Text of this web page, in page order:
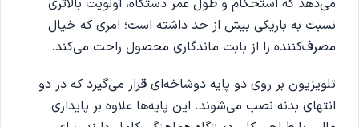
می‌دهد که استحکام و طول عمر دستگاه، اولویت بالاتری
نسبت به باریکی بیش از حد داشته است؛ امری که خیال
مصرف‌کننده را از بابت ماندگاری محصول راحت می‌کند.
تلویزیون بر روی دو پایه دوشاخه‌ای قرار می‌گیرد که در دو
انتهای بدنه نصب می‌شوند. این پایه‌ها علاوه بر پایداری